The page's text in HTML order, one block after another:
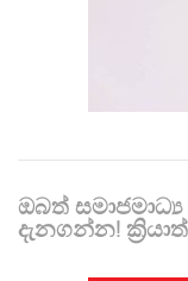
ඔබත්
දැනගන්න!